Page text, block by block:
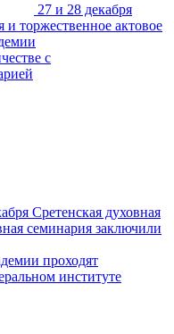
27 и 28 декабря
торжественное актовое
с
Сретенская духовная
семинария заключили
проходят
институте